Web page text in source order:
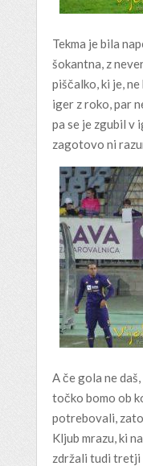
Tekma je bila
šokantna, z
piščalko, ki je,
iger z roko, par
pa se je zgubil v
zagotovo ni
A če gola ne
točko bomo ob
potrebovali, zato
Kljub mrazu, ki
zdržali tudi tretji